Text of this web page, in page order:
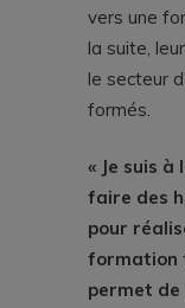
vers une
la suite,
le secteur
formés.
« Je suis
faire des
pour
formation
permet de